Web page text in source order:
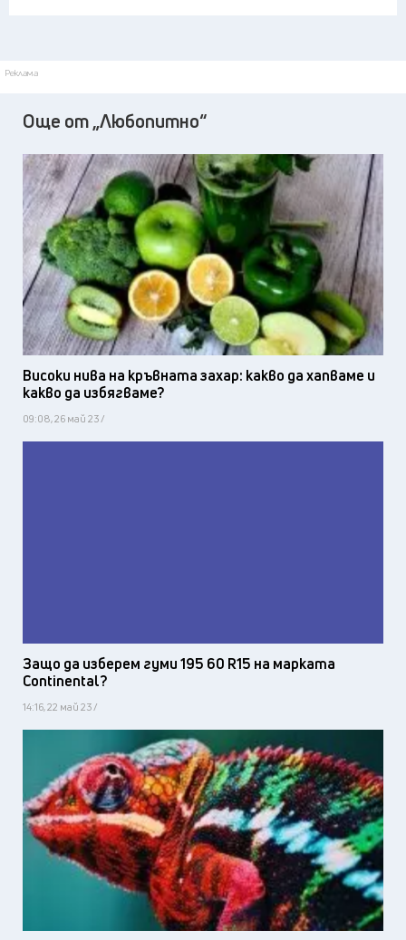
Реклама
Още от „Любопитно“
Високи нива на кръвната захар: какво да хапваме и
какво да избягваме?
09:08, 26 май 23 /
Защо да изберем гуми 195 60 R15 на марката
Continental?
14:16, 22 май 23 /